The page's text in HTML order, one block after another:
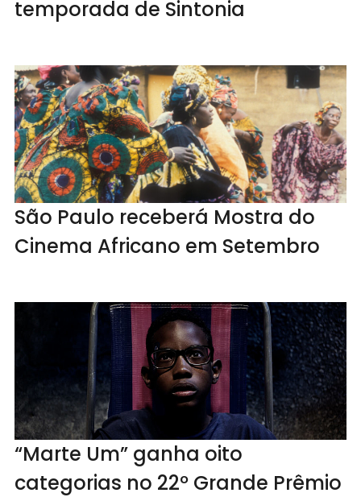
temporada de Sintonia
São Paulo receberá Mostra do
Cinema Africano em Setembro
“Marte Um” ganha oito
categorias no 22º Grande Prêmio